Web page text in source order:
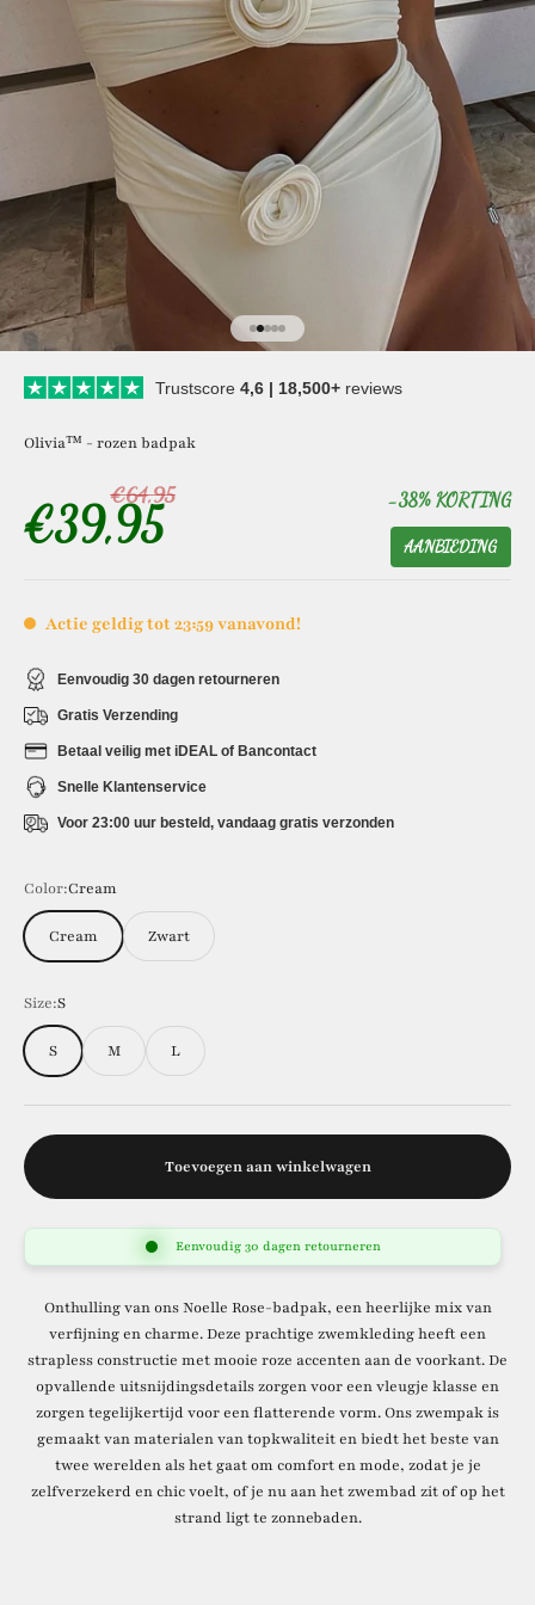
Naar artikel 1
Naar artikel 2
Naar artikel 3
Naar artikel 4
Naar artikel 5
Trustscore 4,6 | 18,500+ reviews
Olivia™ - rozen badpak
€64,95
€39,95 -38% KORTING
AANBIEDING
Actie geldig tot 23:59 vanavond!
Eenvoudig 30 dagen retourneren
Gratis Verzending
Betaal veilig met iDEAL of Bancontact
Snelle Klantenservice
Voor 23:00 uur besteld, vandaag gratis verzonden
Color:Cream
Cream Zwart
Size:S
S M L
Toevoegen aan winkelwagen
Eenvoudig 30 dagen retourneren
Onthulling van ons Noelle Rose-badpak, een heerlijke mix van
verfijning en charme. Deze prachtige zwemkleding heeft een
strapless constructie met mooie roze accenten aan de voorkant. De
opvallende uitsnijdingsdetails zorgen voor een vleugje klasse en
zorgen tegelijkertijd voor een flatterende vorm. Ons zwempak is
gemaakt van materialen van topkwaliteit en biedt het beste van
twee werelden als het gaat om comfort en mode, zodat je je
zelfverzekerd en chic voelt, of je nu aan het zwembad zit of op het
strand ligt te zonnebaden.